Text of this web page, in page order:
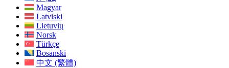
Magyar
Latviski
Lietuvių
Norsk
Türkçe
Bosanski
中文 (繁體)